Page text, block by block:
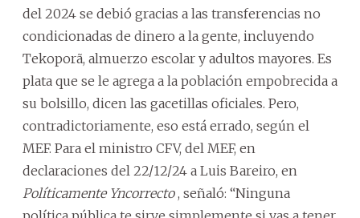
del 2024 se debió gracias a las transferencias no
condicionadas de dinero a la gente, incluyendo
Tekoporã, almuerzo escolar y adultos mayores. Es
plata que se le agrega a la población empobrecida a
su bolsillo, dicen las gacetillas oficiales. Pero,
contradictoriamente, eso está errado, según el
MEF. Para el ministro CFV, del MEF, en
declaraciones del 22/12/24 a Luis Bareiro, en
Políticamente Yncorrecto, señaló: “Ninguna